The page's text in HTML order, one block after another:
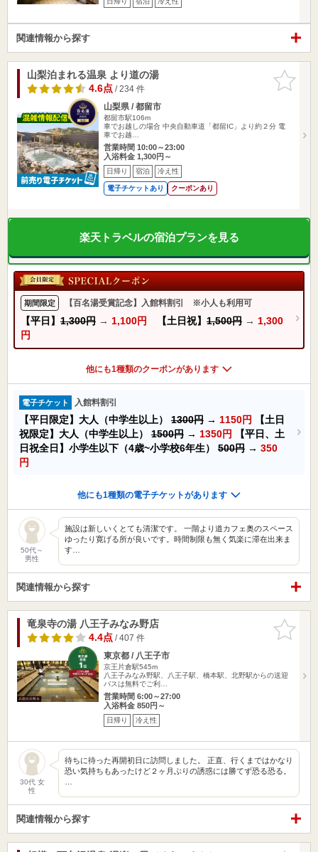
関連情報から探す
お気に入
りに追加
山梨泊まれる温泉 より道の湯
4.6点/ 234 件
山梨県 / 都留市
都留市駅106m
車でお越しの場合 中央自動車道「都留IC」より約２分 電
車でお越…
営業時間 10:00～23:00
入浴料金 1,300円～
日帰り 宿泊 冷え性
電子チケットあり クーポンあり
楽天トラベルの宿泊プランを見る
期間限定 【百名湯受賞記念】入館料割引 ※小人も利用可
【平日】 1,300円 → 1,100円 【土日祝】 1,500円 → 1,300
円
他にも1種類のクーポンがあります
電子チケット 入館料割引
【平日限定】大人（中学生以上） 1300円 → 1150円
【土日
祝限定】大人（中学生以上） 1500円 → 1350円
【平日、土
日祝全日】小学生以下（4歳~小学校6年生） 500円 → 350
円
他にも1種類の電子チケットがあります
50代～
男性
施設は新しいくとても清潔です。 一階より道カフェ奥のスペース
ゆったり寛げる所が良いです。時間制限も無く気楽に滞在出来ま
す…
関連情報から探す
お気に入
りに追加
竜泉寺の湯 八王子みなみ野店
4.4点/ 407 件
東京都 / 八王子市
京王片倉駅545m
八王子みなみ野駅、八王子駅、橋本駅、北野駅からの送迎
バスは無料でご利…
営業時間 6:00～27:00
入浴料金 850円～
日帰り 冷え性
30代 女
性
待ちに待った再開初日に訪問しました。 正直、行くまではかなり
恐い気持ちもあったけど２ヶ月ぶりの誘惑には勝てず恐る恐る。
関連情報から探す